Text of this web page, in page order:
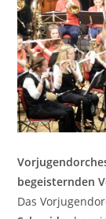
begeisternden
Das